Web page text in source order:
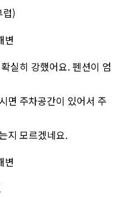
)
실히 강했어요. 펜션이 엄
면 주차공간이 있어서 주
지 모르겠네요.